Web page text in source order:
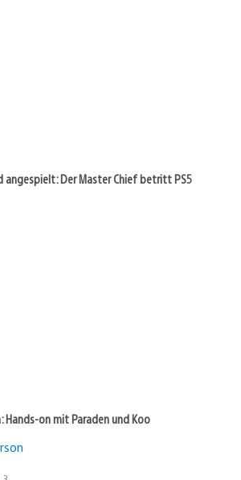
angespielt: Der Master Chief betritt PS5
on mit Paraden und Koo